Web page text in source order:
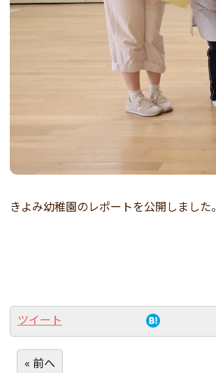
きよみ幼稚園のレポートを公開しました。
ツイート
« 前へ